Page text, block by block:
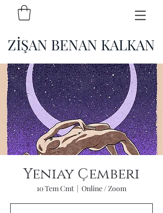
ZİŞAN BENAN KALKAN
Yeniay Çemberi
10 Tem Cmt
  |
Online / Zoom